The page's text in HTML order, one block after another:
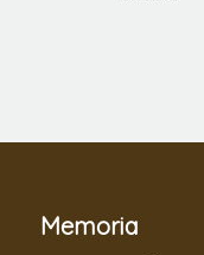
Memoria